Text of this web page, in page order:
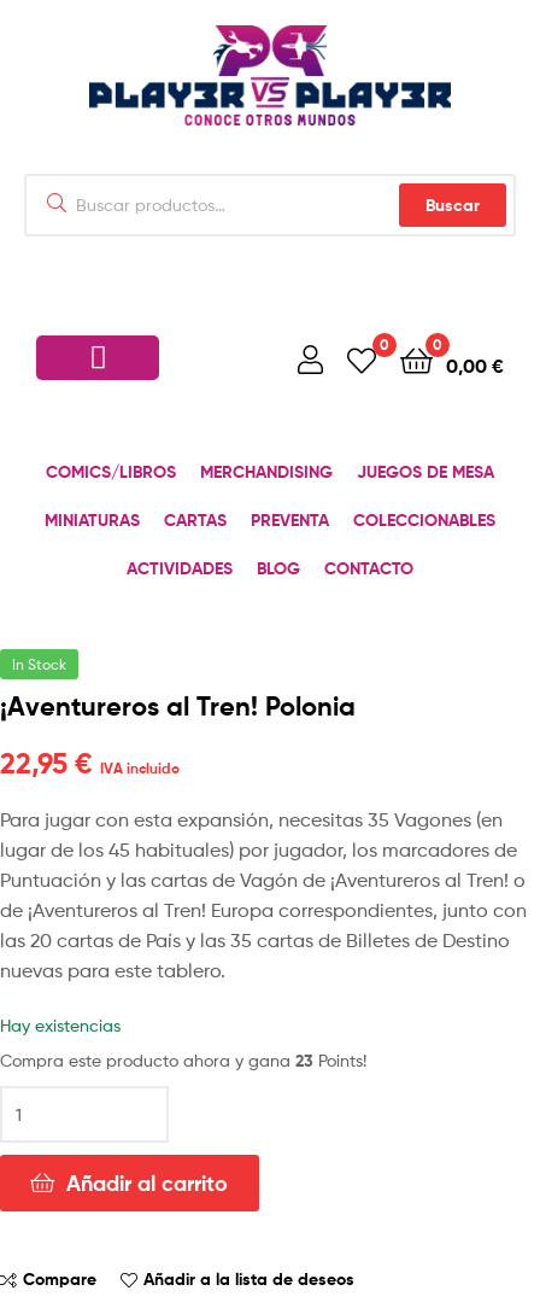
Buscar
0 0
0,00 €
COMICS/LIBROS MERCHANDISING JUEGOS DE MESA
MINIATURAS CARTAS PREVENTA COLECCIONABLES
ACTIVIDADES BLOG CONTACTO
In Stock
¡Aventureros al Tren! Polonia
22,95 € IVA incluido
Para jugar con esta expansión, necesitas 35 Vagones (en
lugar de los 45 habituales) por jugador, los marcadores de
Puntuación y las cartas de Vagón de ¡Aventureros al Tren! o
de ¡Aventureros al Tren! Europa correspondientes, junto con
las 20 cartas de País y las 35 cartas de Billetes de Destino
nuevas para este tablero.
Hay existencias
Compra este producto ahora y gana 23 Points!
Añadir al carrito
Compare Añadir a la lista de deseos